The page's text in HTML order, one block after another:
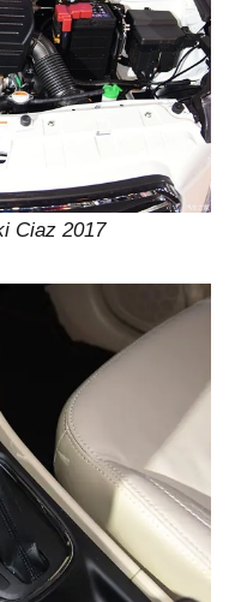
Ciaz 2017